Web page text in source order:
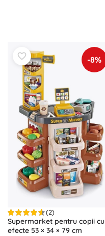
-8%
(2)
Supermarket pentru copii cu
efecte 53 × 34 × 79 cm